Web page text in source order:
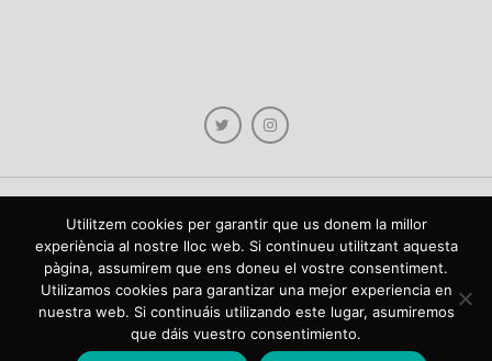
Copyright © 2021 NHLmania.com. Tots els drets reservats / Todos los derechos
reservados. NHLmania és una web dedicada a la difusió de contingut sobre la
NHL, tant en català com en castellà. L'escut de NHLmania.com és propietat de la
web en qüestió. NHLmania es una web dedicada a la difusión de contenido sobre
la NHL, tanto en español como en catalán. El escudo deNHLmania.com es
propiedad de dicha web.
Utilitzem cookies per garantir que us donem la millor
experiència al nostre lloc web. Si continueu utilitzant aquesta
pàgina, assumirem que ens doneu el vostre consentiment.
Utilizamos cookies para garantizar una mejor experiencia en
nuestra web. Si continuáis utilizando este lugar, asumiremos
que dáis vuestro consentimiento.